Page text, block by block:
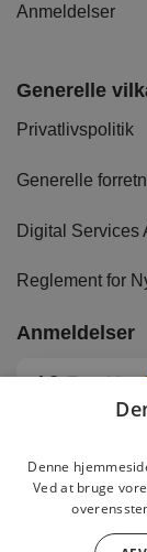
Anmeldelser
Generelle
Privatlivspolitik
Generelle
Digital Services
Reglement for
Anmeldelser
4.8
Denne
Ved at bruge